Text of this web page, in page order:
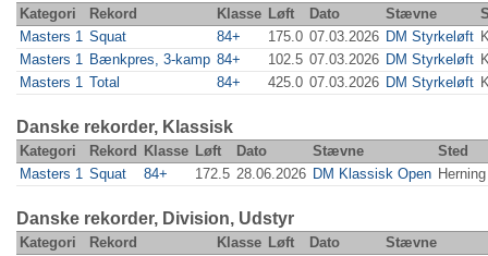
Kategori Rekord Klasse Løft Dato Stævne
Masters 1 Squat 84+ 175.0 07.03.2026 DM Styrkeløft
Masters 1 Bænkpres, 3-kamp 84+ 102.5 07.03.2026 DM Styrkeløft
Masters 1 Total 84+ 425.0 07.03.2026 DM Styrkeløft
Danske rekorder, Klassisk
Kategori Rekord Klasse Løft Dato Stævne
Sted
Masters 1 Squat 84+ 172.5 28.06.2026 DM Klassisk Open Herning
Danske rekorder, Division, Udstyr
Kategori Rekord Klasse Løft Dato
Stævne